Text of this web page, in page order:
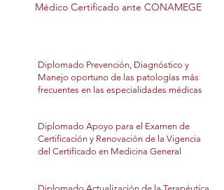
Médico Certificado ante CONAMEGE
Diplomado Prevención, Diagnóstico y
Manejo oportuno de las patologías más
frecuentes en las especialidades médicas
Diplomado Apoyo para el Examen de
Certificación y Renovación de la Vigencia
del Certificado en Medicina General